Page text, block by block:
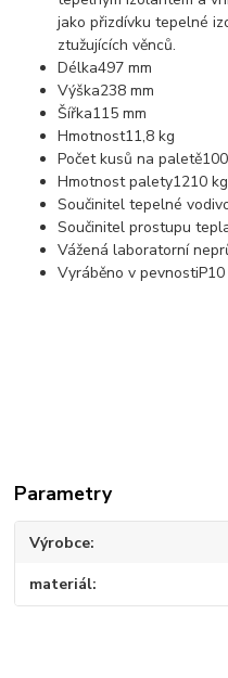
jako přizdívku tepelné
ztužujících věnců.
Délka497 mm
Výška238 mm
Šířka115 mm
Hmotnost11,8 kg
Počet kusů na paletě
Hmotnost palety1210 kg
Součinitel tepelné
Součinitel prostupu
Vážená laboratorní
Vyráběno v pevnostiP10
Parametry
Výrobce
materiál